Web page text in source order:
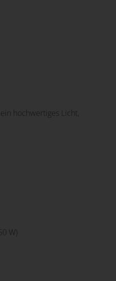
hochwertiges Licht,
W)